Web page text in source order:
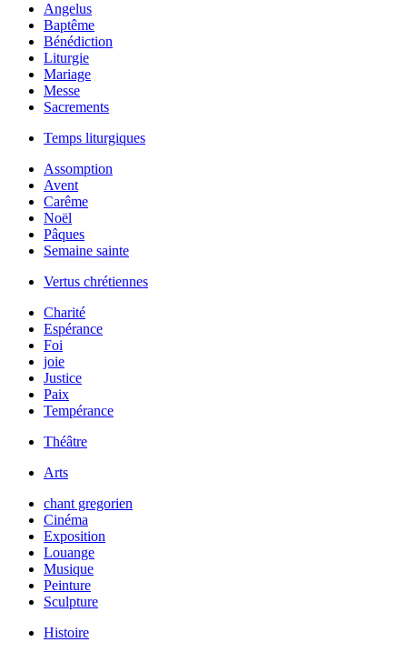
Angelus
Baptême
Bénédiction
Liturgie
Mariage
Messe
Sacrements
Temps liturgiques
Assomption
Avent
Carême
Noël
Pâques
Semaine sainte
Vertus chrétiennes
Charité
Espérance
Foi
joie
Justice
Paix
Tempérance
Théâtre
Arts
chant gregorien
Cinéma
Exposition
Louange
Musique
Peinture
Sculpture
Histoire